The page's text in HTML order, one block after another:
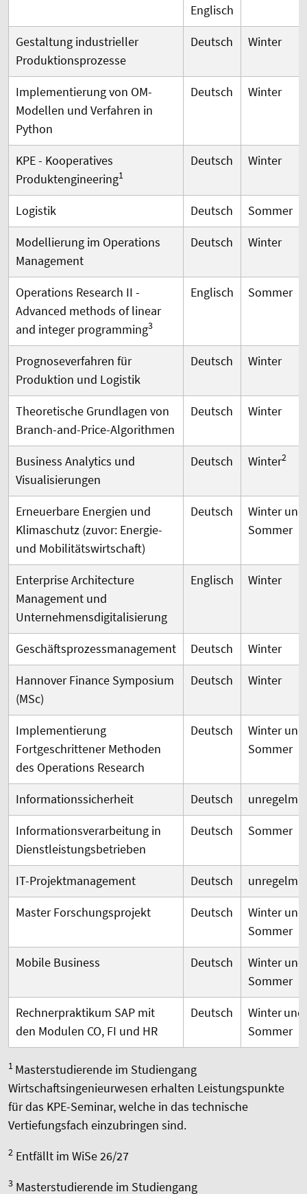
Englisch
Gestaltung industrieller
Produktionsprozesse
Deutsch Winter
Implementierung von OM-
Modellen und Verfahren in
Python
Deutsch Winter
KPE - Kooperatives
Produktengineering1
Deutsch Winter
Logistik Deutsch
Sommer
Modellierung im Operations
Management
Deutsch Winter
Operations Research II -
Advanced methods of linear
and integer programming3
Englisch Sommer
Prognoseverfahren für
Produktion und Logistik
Deutsch Winter
Theoretische Grundlagen von
Branch-and-Price-Algorithmen
Deutsch Winter
Business Analytics und
Visualisierungen
Deutsch Winter2
Erneuerbare Energien und
Klimaschutz (zuvor: Energie-
und Mobilitätswirtschaft)
Deutsch
Winter und
Sommer
Enterprise Architecture
Management und
Unternehmensdigitalisierung
Englisch Winter
Geschäftsprozessmanagement Deutsch
Winter
Hannover Finance Symposium
(MSc)
Deutsch Winter
Implementierung
Fortgeschrittener Methoden
des Operations Research
Deutsch
Winter und
Sommer
Informationssicherheit Deutsch
Informationsverarbeitung in
Dienstleistungsbetrieben
Deutsch Sommer
IT-Projektmanagement Deutsch
Master Forschungsprojekt
Deutsch
Winter und
Sommer
Mobile Business
Deutsch
Winter und
Sommer
Rechnerpraktikum SAP mit
den Modulen CO, FI und HR
Deutsch Winterund
Sommer
1 Masterstudierende im Studiengang
Wirtschaftsingenieurwesen erhalten Leistungspunkte
für das KPE-Seminar, welche in das technische
Vertiefungsfach einzubringen sind.
2 Entfällt im WiSe 26/27
3 Masterstudierende im Studiengang